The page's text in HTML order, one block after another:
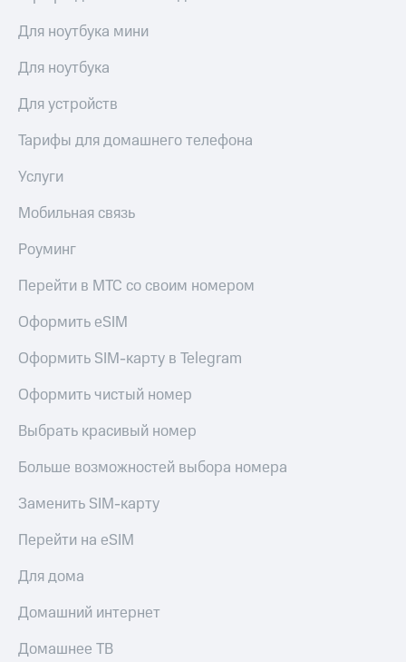
Для ноутбука мини
Для ноутбука
Для устройств
Тарифы для домашнего телефона
Услуги
Мобильная связь
Роуминг
Перейти в МТС со своим номером
Оформить eSIM
Оформить SIM-карту в Telegram
Оформить чистый номер
Выбрать красивый номер
Больше возможностей выбора номера
Заменить SIM-карту
Перейти на eSIM
Для дома
Домашний интернет
Домашнее ТВ